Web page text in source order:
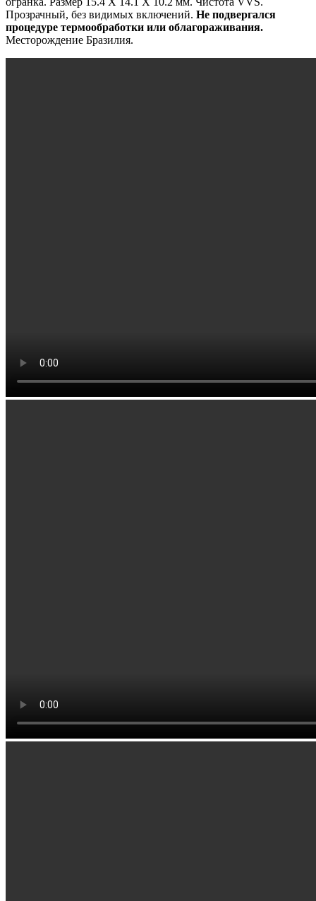
Прозрачный, без видимых включений. Не подвергался
процедуре термообработки или облагораживания.
Месторождение Бразилия.